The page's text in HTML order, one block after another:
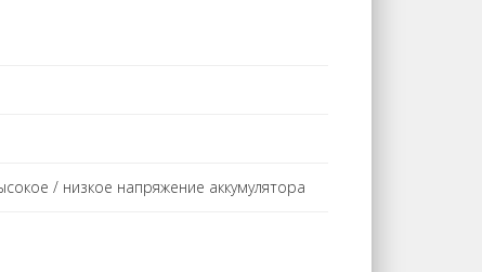
/ низкое напряжение аккумулятора